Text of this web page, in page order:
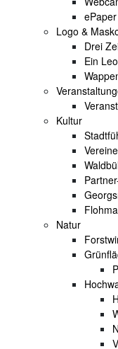
ePaper
Logo &
Drei
Ein
Kultur
Natur